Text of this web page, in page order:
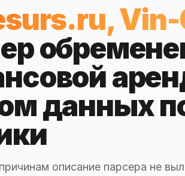
данных
описание парсера не